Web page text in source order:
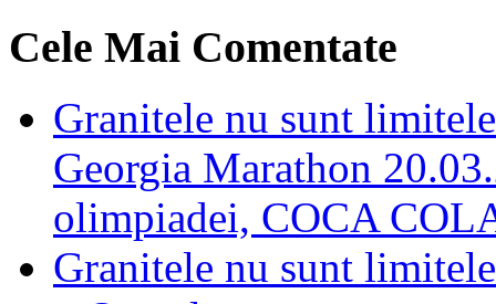
Cele Mai Comentate
Granitele nu sunt
Georgia Marathon
olimpiadei, COCA
Granitele nu sunt